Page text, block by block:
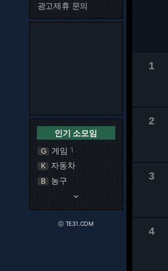
광고제휴 문의
인기 소모임
G 게임 1
K 자동차
B 농구
keyboard_arrow_down
ⓒ TE31.COM
1
2
3
4